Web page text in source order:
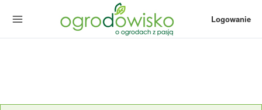
Logowanie